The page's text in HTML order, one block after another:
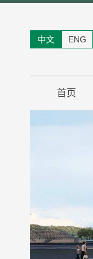
中文 ENG
首页